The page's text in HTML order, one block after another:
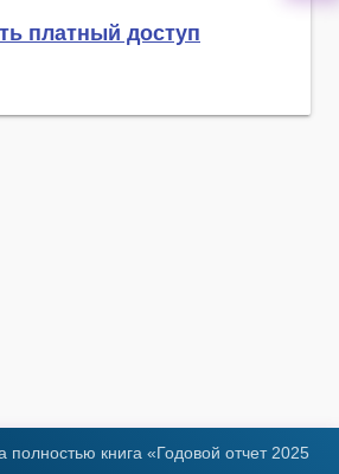
платный доступ
книга «Годовой отчет 2025